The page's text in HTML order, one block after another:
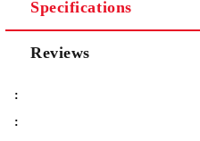
We will contact you to finalize the
Specifications
Reviews
:
: